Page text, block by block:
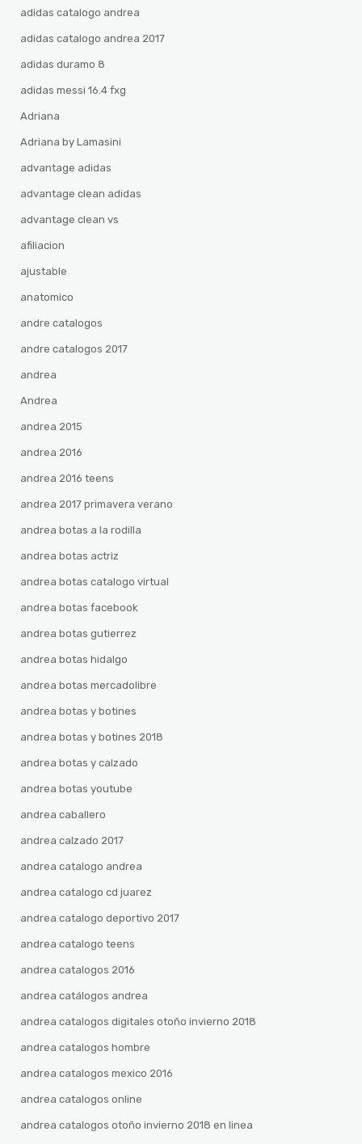
adidas catalogo andrea
adidas catalogo andrea 2017
adidas duramo 8
adidas messi 16.4 fxg
Adriana
Adriana by Lamasini
advantage adidas
advantage clean adidas
advantage clean vs
afiliacion
ajustable
anatomico
andre catalogos
andre catalogos 2017
andrea
Andrea
andrea 2015
andrea 2016
andrea 2016 teens
andrea 2017 primavera verano
andrea botas a la rodilla
andrea botas actriz
andrea botas catalogo virtual
andrea botas facebook
andrea botas gutierrez
andrea botas hidalgo
andrea botas mercadolibre
andrea botas y botines
andrea botas y botines 2018
andrea botas y calzado
andrea botas youtube
andrea caballero
andrea calzado 2017
andrea catalogo andrea
andrea catalogo cd juarez
andrea catalogo deportivo 2017
andrea catalogo teens
andrea catalogos 2016
andrea catálogos andrea
andrea catalogos digitales otoño invierno 2018
andrea catalogos hombre
andrea catalogos mexico 2016
andrea catalogos online
andrea catalogos otoño invierno 2018 en linea